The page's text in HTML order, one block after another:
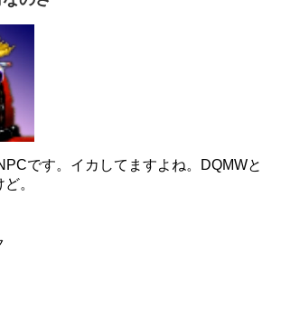
です。イカしてますよね。DQMWと
。